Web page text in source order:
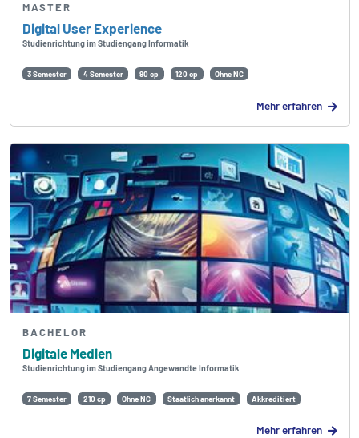
Digital User Experience
Studienrichtung im Studiengang Informatik
MASTER
3 Semester 4 Semester 90 cp 120 cp Ohne NC
Mehr erfahren
Digitale Medien
Studienrichtung im Studiengang Angewandte Informatik
BACHELOR
7 Semester 210 cp Ohne NC Staatlich anerkannt Akkreditiert
Mehr erfahren